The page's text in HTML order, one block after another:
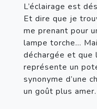
L’éclairage est
Et dire que je
me prenant pour
lampe torche…
déchargée et que
représente un
synonyme d’une
un goût plus amer.